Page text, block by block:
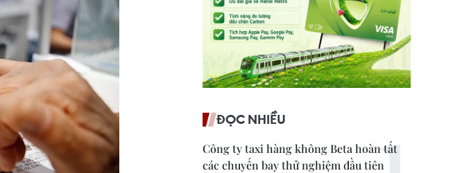
ĐỌC NHIỀU
Công ty taxi hàng không Beta hoàn tất
các chuyến bay thử nghiệm đầu tiên